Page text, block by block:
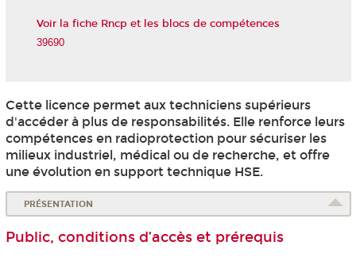
Voir la fiche Rncp et les blocs de compétences
39690
Cette licence permet aux techniciens supérieurs
d'accéder à plus de responsabilités. Elle renforce leurs
compétences en radioprotection pour sécuriser les
milieux industriel, médical ou de recherche, et offre
une évolution en support technique HSE.
PRÉSENTATION
Public, conditions d’accès et prérequis